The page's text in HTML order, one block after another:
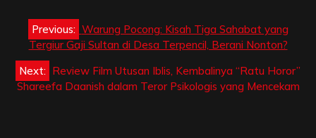
Post
navigation
Previous: Warung Pocong: Kisah Tiga Sahabat yang
Tergiur Gaji Sultan di Desa Terpencil, Berani Nonton?
Next: Review Film Utusan Iblis, Kembalinya “Ratu Horor”
Shareefa Daanish dalam Teror Psikologis yang Mencekam